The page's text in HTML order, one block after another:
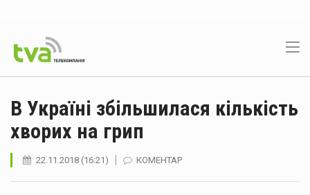
В Україні збільшилася кількість
хворих на грип
22.11.2018 (16:21) КОМЕНТАР